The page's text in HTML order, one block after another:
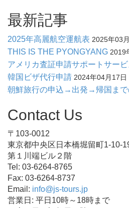
最新記事
2025年高麗航空運航表 2025年03
THIS IS THE PYONGYANG 2019
アメリカ査証申請サポートサービ
韓国ビザ代行申請 2024年04月17日
朝鮮旅行の申込→出発→帰国まで
Contact Us
〒103-0012
東京都中央区日本橋堀留町1-10-
第１川端ビル２階
Tel: 03-6264-8765
Fax: 03-6264-8737
Email: info@js-tours.jp
営業日: 平日10時～18時まで